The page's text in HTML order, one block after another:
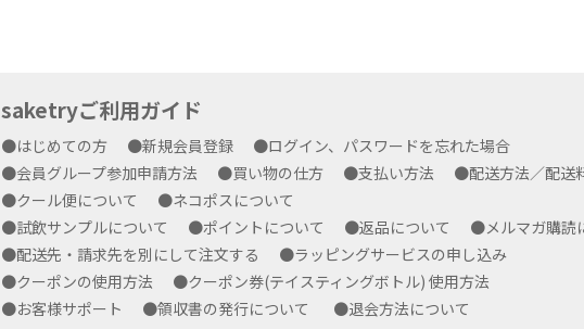
saketryご利用ガイド
●はじめての方 ●新規会員登録
●ログイン、パスワードを忘れた場合
●会員グループ参加申請方法
●買い物の仕方 ●支払い方法
●配送方法／配送
●クール便について
●ネコポスについて
●試飲サンプルについて
●ポイントについて ●返品について
●メルマガ購読
●配送先・請求先を別にして注文する
●ラッピングサービスの申し込み
●クーポンの使用方法
●クーポン券(テイスティングボトル) 使用方法
●お客様サポート
●領収書の発行について ●退会方法について